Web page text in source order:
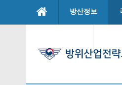
본문으로 바로가기
방산정보
Sketchbook5, 스
Sketchbook5, 스